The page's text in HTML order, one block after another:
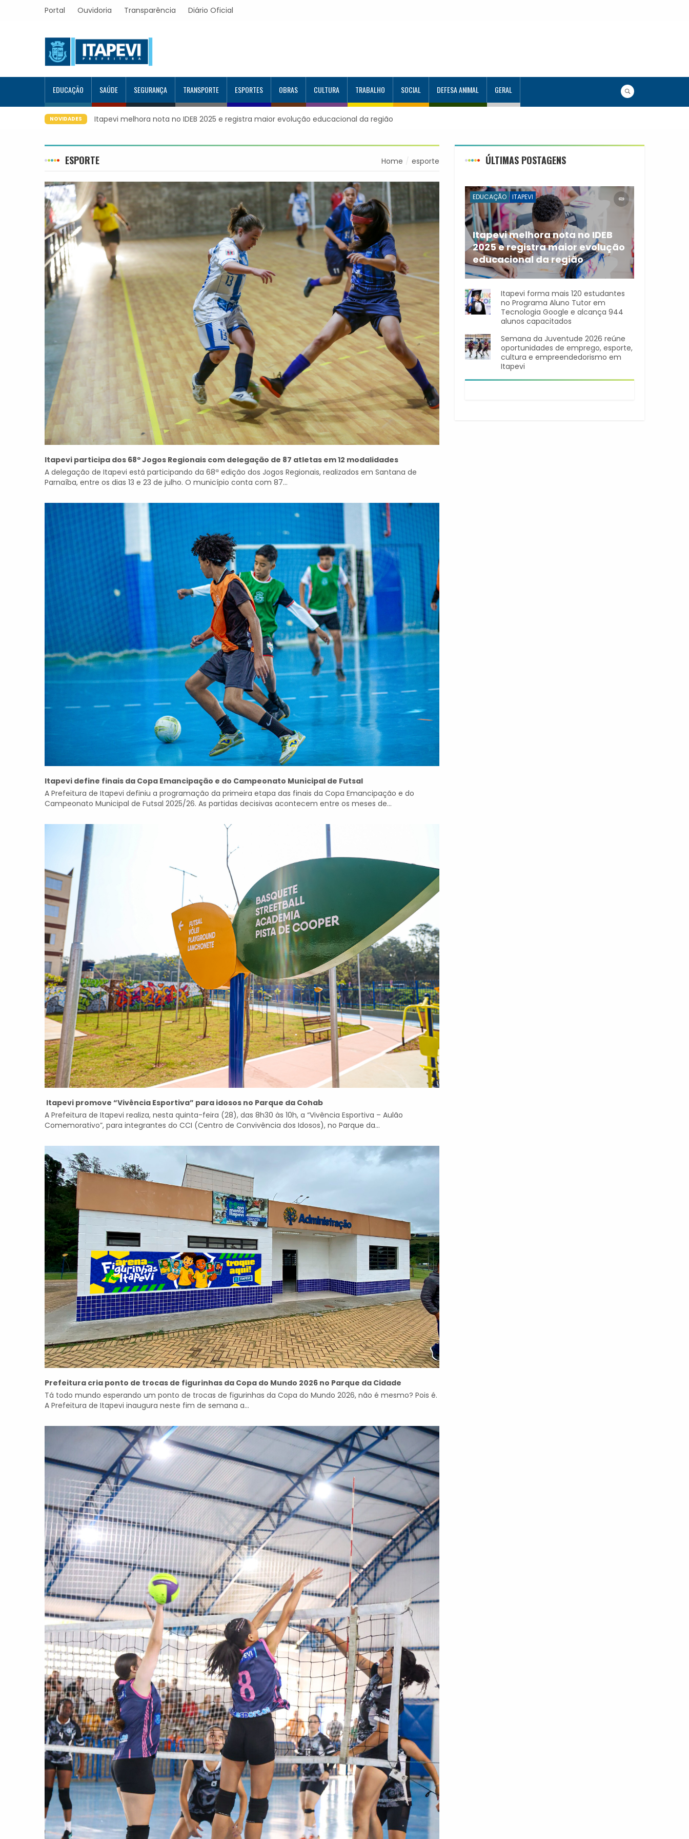
Portal Ouvidoria Transparência Diário Oficial
EDUCAÇÃO SAÚDE SEGURANÇA TRANSPORTE ESPORTES OBRAS CULTURA TRABALHO SOCIAL DEFESA ANIMAL GERAL
NOVIDADES
Itapevi forma mais 120 estudantes no Programa Aluno Tutor em Tecnologia Google e alcança 944 alunos
ESPORTE Home esporte
Itapevi participa dos 68º Jogos Regionais com delegação de 87 atletas em 12 modalidades
A delegação de Itapevi está participando da 68ª edição dos Jogos Regionais, realizados em Santana de
Parnaíba, entre os dias 13 e 23 de julho. O município conta com 87...
Itapevi define finais da Copa Emancipação e do Campeonato Municipal de Futsal
A Prefeitura de Itapevi definiu a programação da primeira etapa das finais da Copa Emancipação e do
Campeonato Municipal de Futsal 2025/26. As partidas decisivas acontecem entre os meses de...
Itapevi promove “Vivência Esportiva” para idosos no Parque da Cohab
A Prefeitura de Itapevi realiza, nesta quinta-feira (28), das 8h30 às 10h, a “Vivência Esportiva – Aulão
Comemorativo”, para integrantes do CCI (Centro de Convivência dos Idosos), no Parque da...
Prefeitura cria ponto de trocas de figurinhas da Copa do Mundo 2026 no Parque da Cidade
Tá todo mundo esperando um ponto de trocas de figurinhas da Copa do Mundo 2026, não é mesmo? Pois é.
A Prefeitura de Itapevi inaugura neste fim de semana a...
ÚLTIMAS POSTAGENS
EDUCAÇÃO ITAPEVI
Itapevi melhora nota no IDEB
2025 e registra maior evolução
educacional da região
A rede municipal de ensino
Itapevi forma mais 120 estudantes
no Programa Aluno Tutor em
Tecnologia Google e alcança 944
alunos capacitados
Semana da Juventude 2026 reúne
oportunidades de emprego, esporte,
cultura e empreendedorismo em
Itapevi